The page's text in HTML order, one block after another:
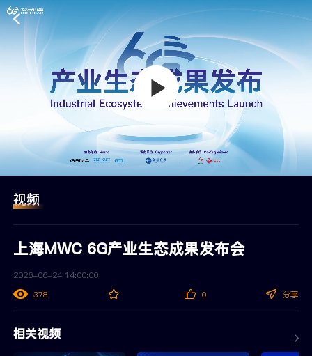
视频
上海MWC 6G产业生态成果发布会
2026-06-24 14:00:00
378
0 分享
相关视频